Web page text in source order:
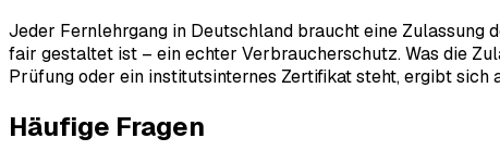
Jeder Fernlehrgang in Deutschland braucht eine
fair gestaltet ist – ein echter Verbraucherschutz. Was die
Prüfung oder ein institutsinternes Zertifikat steht, ergibt sich
Häufige Fragen